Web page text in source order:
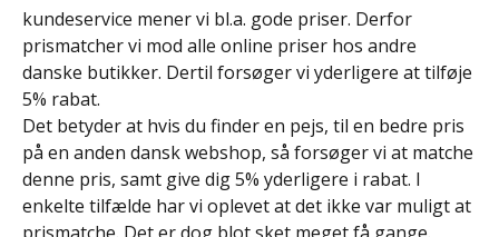
kundeservice mener vi bl.a. gode priser. Derfor
prismatcher vi mod alle online priser hos andre
danske butikker. Dertil forsøger vi yderligere at tilføje
5% rabat.
Det betyder at hvis du finder en pejs, til en bedre pris
på en anden dansk webshop, så forsøger vi at matche
denne pris, samt give dig 5% yderligere i rabat. I
enkelte tilfælde har vi oplevet at det ikke var muligt at